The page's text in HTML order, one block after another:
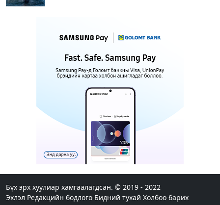
илрүүлэн шалгаж байна
Энэ сарын 9-13-ныг хүртэлх цаг агаарын
17 цагийн өмнө
Шатахуун дамлаж байгаа асуудалд ТЕГ-аас
холбогдох мэдээллийн дагуу шалгалтын
ажиллагааг эрчимжүүлж байна
20 цагийн өмнө 8
боломжоор хангана
20 цагийн өмнө
Бүх эрх хуулиар хамгаалагдсан. © 2019 - 2022
Эхлэл Редакцийн бодлого Бидний тухай Холбоо барих